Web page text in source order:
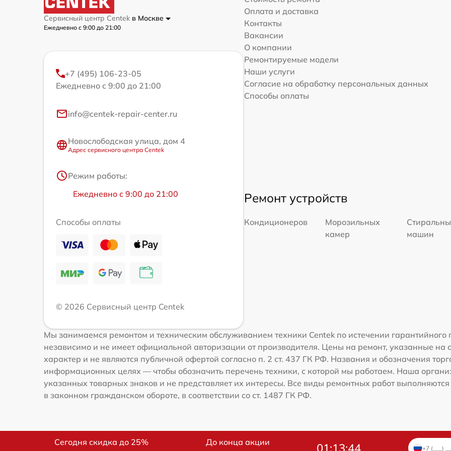
Сервисный центр Centek в Москве
Ежедневно с 9:00 до 21:00
+7 (495) 106-23-05
Ежедневно с 9:00 до 21:00
info@centek-repair-center.ru
Новослободская улица, дом 4
Адрес сервисного центра Centek
Режим работы:
Ежедневно с 9:00 до 21:00
Способы оплаты
© 2026 Сервисный центр Centek
Оплата и доставка
Контакты
Вакансии
О компании
Ремонтируемые модели
Наши услуги
Согласие на обработку персональных данных
Способы оплаты
Ремонт устройств
Кондиционеров
Морозильных
камер
машин
Мы занимаемся ремонтом и техническим обслуживанием техники Centek по истечении
независимо и не имеет официальной авторизации от производителя. Цены на ремонт, указанные на
характер и не являются публичной офертой согласно п. 2 ст. 437 ГК РФ. Названия и обозначения
информационных целях — чтобы обозначить перечень техники, с которой мы работаем. Наша
указанных товарных знаков и не представляет их интересы. Все виды ремонтных работ
в законном гражданском обороте, в соответствии со ст. 1487 ГК РФ.
Сегодня скидка до 25%
До конца акции
01:13:43